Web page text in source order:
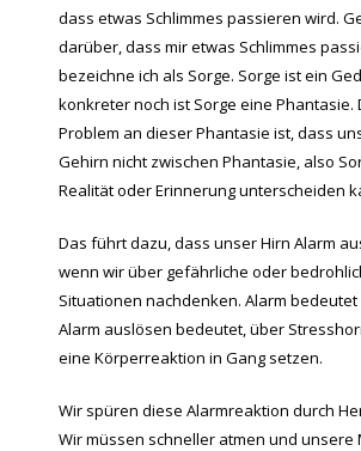
dass etwas Schlimmes passieren wird.
darüber, dass mir etwas Schlimmes
bezeichne ich als Sorge. Sorge ist ein
konkreter noch ist Sorge eine Phantasie.
Problem an dieser Phantasie ist, dass
Gehirn nicht zwischen Phantasie, also
Realität oder Erinnerung unterscheiden
Das führt dazu, dass unser Hirn Alarm
wenn wir über gefährliche oder
Situationen nachdenken. Alarm bedeutet
Alarm auslösen bedeutet, über
eine Körperreaktion in Gang setzen.
Wir spüren diese Alarmreaktion durch
Wir müssen schneller atmen und unsere